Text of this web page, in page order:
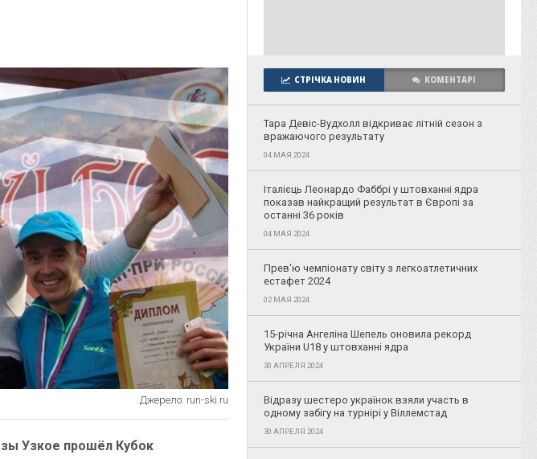
Джерело: run-ski.ru
Узкое прошёл Кубок
СТРІЧКА НОВИН КОМЕНТАРІ
Тара Девіс-Вудхолл відкриває літній сезон з
вражаючого результату
04 МАЯ 2024
Італієць Леонардо Фаббрі у штовханні ядра
показав найкращий результат в Європі за
останні 36 років
04 МАЯ 2024
Прев'ю чемпіонату світу з легкоатлетичних
естафет 2024
02 МАЯ 2024
15-річна Ангеліна Шепель оновила рекорд
України U18 у штовханні ядра
30 АПРЕЛЯ 2024
Відразу шестеро українок взяли участь в
одному забігу на турнірі у Віллемстад
30 АПРЕЛЯ 2024